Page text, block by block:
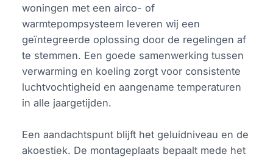
woningen met een airco- of
warmtepompsysteem leveren wij een
geïntegreerde oplossing door de regelingen af
te stemmen. Een goede samenwerking tussen
verwarming en koeling zorgt voor consistente
luchtvochtigheid en aangename temperaturen
in alle jaargetijden.
Een aandachtspunt blijft het geluidniveau en de
akoestiek. De montageplaats bepaalt mede het